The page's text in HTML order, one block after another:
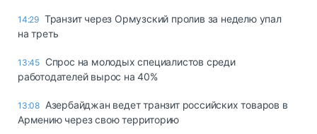
14:29 Транзит через Ормузский пролив за неделю упал
на треть
13:45 Спрос на молодых специалистов среди
работодателей вырос на 40%
13:08 Азербайджан ведет транзит российских товаров в
Армению через свою территорию